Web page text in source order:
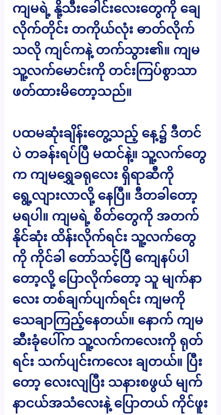
ကျမရဲ့ နို့သီးခေါင်းလေးတွေကို ချေ
လိုက်တိုင်း တကိုယ်လုံး ဓာတ်လိုက်
သလို ကျင်ကနဲ့ တက်သွား၏။ ကျမ
သူ့လက်မောင်းကို တင်းကြပ်စွာသာ
ဖတ်ထားမိတော့သည်။
ပထမဆုံးချိန်းတွေ့သည့် နေ့၌ ဒီတင်
ပဲ တခန်းရပ်ပြီ မထင်နဲ့။ သူ့လက်တွေ
က ကျမရွှေခရုလေး ရှိရာဆီကို
ရွေ့လျားလာလို့ နေပြီ။ ဒီတခါတော့
မရပါ။ ကျမရဲ့ စိတ်တွေကို အတက်
နိုင်ဆုံး ထိန်းလိုက်ရင်း သူ့လက်တွေ
ကို ကိုင်ခါ တော်သင့်ပြီ ကျေနပ်ပါ
တော့လို့ ပြောလိုက်တော့ သူ မျက်နာ
လေး တစ်ချက်ပျက်ရင်း ကျမကို
သေချာကြည့်နေတယ်။ နောက် ကျမ
ဆီးခုံပေါ်က သူ့လက်ကလေးကို ရုတ်
ရင်း သက်ပျင်းကလေး ချတယ်။ ပြီး
တော့ လေးလျပြီး သနားစဖွယ် မျက်
နာငယ်အသံလေးနဲ့ ပြောတယ် ကိုင်ဖူး